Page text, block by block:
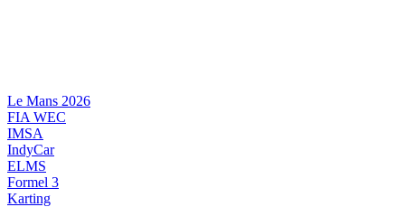
Le Mans 2026
FIA WEC
IMSA
IndyCar
ELMS
Formel 3
Karting